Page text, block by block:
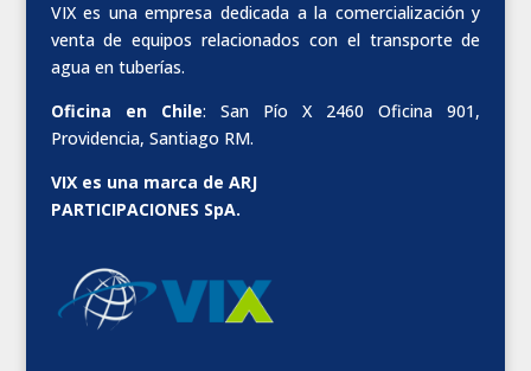
VIX es una empresa dedicada a la comercialización y
venta de equipos relacionados con el transporte de
agua en tuberías.
Oficina en Chile: San Pío X 2460 Oficina 901,
Providencia, Santiago RM.
VIX es una marca de ARJ
PARTICIPACIONES SpA.